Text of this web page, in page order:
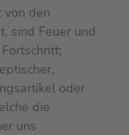
von den
sind Feuer und
oder
die
uns